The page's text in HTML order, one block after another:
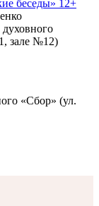
беседы» 12+
зале №12)
«Сбор» (ул.